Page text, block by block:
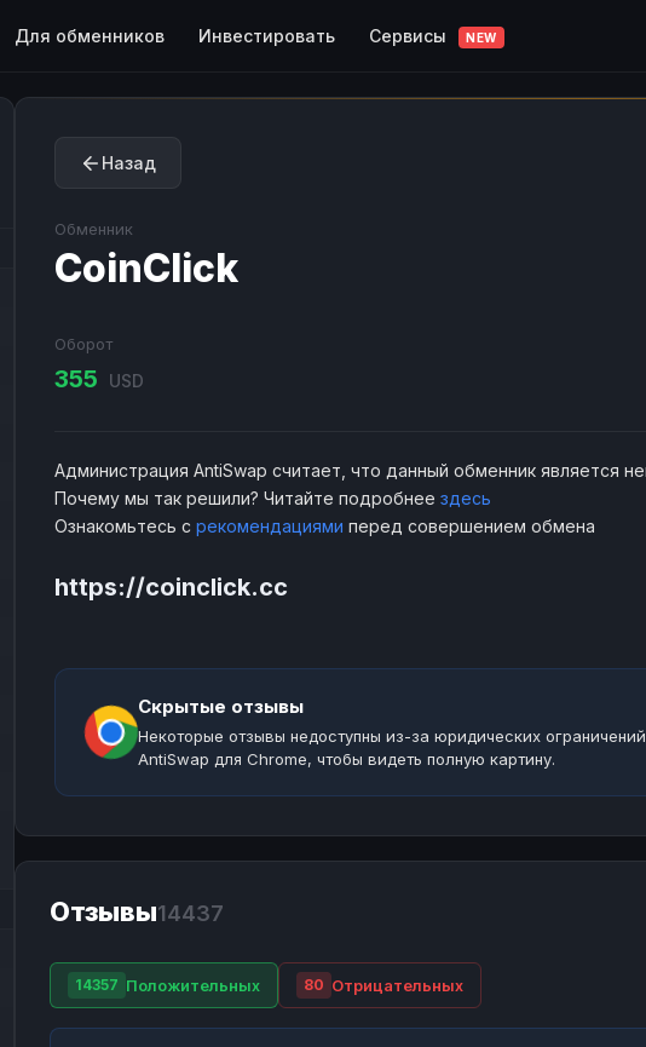
Для обменников Инвестировать Сервисы NEW
Назад
Обменник
CoinClick
Оборот
355 USD
Администрация AntiSwap считает, что данный обменник является
Почему мы так решили? Читайте подробнее здесь
Ознакомьтесь с рекомендациями перед совершением обмена
https://coinclick.cc
Скрытые отзывы
Некоторые отзывы недоступны из-за юридических
AntiSwap для Chrome, чтобы видеть полную картину.
Отзывы14437
14357 Положительных 80 Отрицательных